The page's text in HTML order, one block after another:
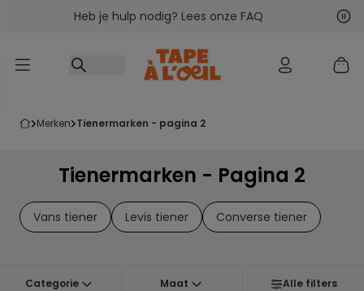
Ga naar inhoudHeb je hulp nodig? Lees onze FAQ
merken tienermarken - pagina 2
Tienermarken - Pagina 2
Vans tiener Levis tiener Converse tiener
Categorie Maat Alle filters